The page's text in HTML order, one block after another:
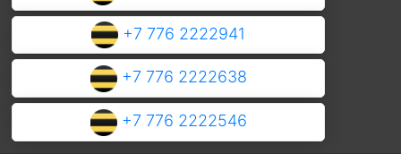
+7 776 2222941
+7 776 2222638
+7 776 2222546